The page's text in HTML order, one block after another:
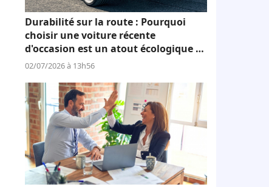
Durabilité sur la route : Pourquoi
choisir une voiture récente
d'occasion est un atout écologique et
économique
02/07/2026 à 13h56